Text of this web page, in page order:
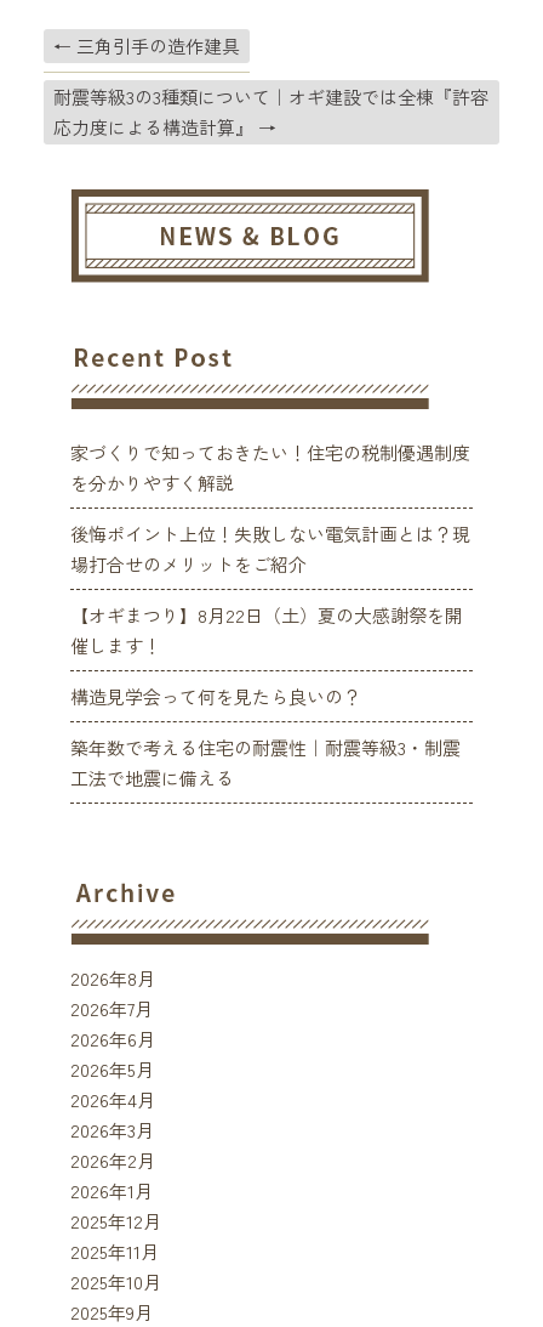
← 三角引手の造作建具
耐震等級3の3種類について｜オギ建設では全棟『許容
応力度による構造計算』 →
家づくりで知っておきたい！住宅の税制優遇制度
を分かりやすく解説
後悔ポイント上位！失敗しない電気計画とは？現
場打合せのメリットをご紹介
【オギまつり】8月22日（土）夏の大感謝祭を開
催します！
構造見学会って何を見たら良いの？
築年数で考える住宅の耐震性｜耐震等級3・制震
工法で地震に備える
2026年8月
2026年7月
2026年6月
2026年5月
2026年4月
2026年3月
2026年2月
2026年1月
2025年12月
2025年11月
2025年10月
2025年9月